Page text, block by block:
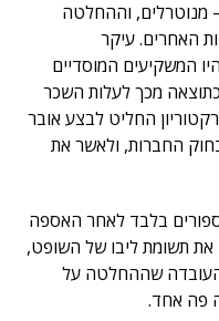
מנוטרלים, וההחלטה
האחרים. עיקר
המשקיעים המוסדיים
לכך, וכתוצאה מכך לעלות השכר
החליט לבצע אובר
החברות, ולאשר את
בלבד לאחר האספה
תשומת ליבו של השופט,
שההחלטה על
פה אחד.